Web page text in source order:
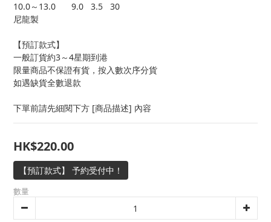
10.0～13.0	9.0	3.5	30
尼龍製
【預訂款式】
一般訂貨約3～4星期到港
限量商品不保證有貨，按入數次序分貨
如遇缺貨全數退款
下單前請先細閱下方 [商品描述] 內容
HK$220.00
【預訂款式】 予約受付中！
數量